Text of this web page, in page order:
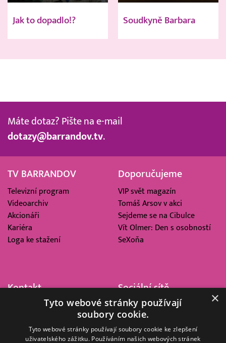
Jak to dopadlo!? Soudkyně Barbara
Máte dotaz? Pište na e-mail
dotazy@barrandov.tv.
TV BARRANDOV
Televizní program
Videoarchiv
Akcionáři
Kariéra
Loga ke stažení
Doporučujeme
VIP svět magazín
Tomáš Arsov v akci
Sejdeme se na Cibulce
Vít Olmer: Den s osobností
SeXoňa
Kontakt
Barrandov Televizní Studio,
Kříženeckého nám. 322
Sociální sítě
×
Tyto webové stránky používají
soubory cookie.
Tyto webové stránky používají soubory cookie ke zlepšení
uživatelského zážitku. Používáním našich webových stránek